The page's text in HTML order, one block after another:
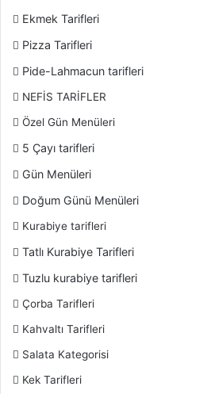
Ekmek Tarifleri
Pizza Tarifleri
Pide-Lahmacun tarifleri
NEFİS TARİFLER
Özel Gün Menüleri
5 Çayı tarifleri
Gün Menüleri
Doğum Günü Menüleri
Kurabiye tarifleri
Tatlı Kurabiye Tarifleri
Tuzlu kurabiye tarifleri
Çorba Tarifleri
Kahvaltı Tarifleri
Salata Kategorisi
Kek Tarifleri